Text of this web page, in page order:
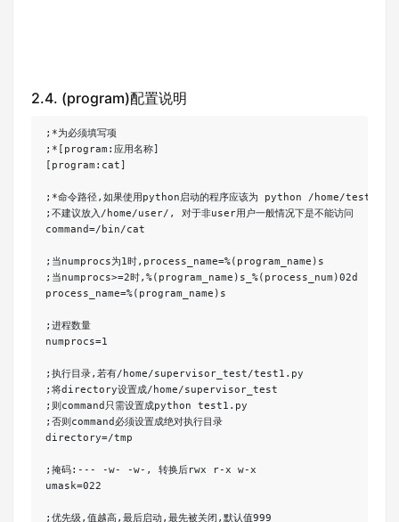
2.4. (program)配置说明
;*为必须填写项
;*[program:应用名称]
[program:cat]
;*命令路径,如果使用python启动的程序应该为 python /home/
;不建议放入/home/user/, 对于非user用户一般情况下是不能访问
command=/bin/cat
;当numprocs为1时,process_name=%(program_name)s
;当numprocs>=2时,%(program_name)s_%(process_num)02d
process_name=%(program_name)s
;进程数量
numprocs=1
;执行目录,若有/home/supervisor_test/test1.py
;将directory设置成/home/supervisor_test
;则command只需设置成python test1.py
;否则command必须设置成绝对执行目录
directory=/tmp
;掩码:--- -w- -w-, 转换后rwx r-x w-x
umask=022
;优先级,值越高,最后启动,最先被关闭,默认值999